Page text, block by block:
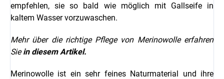
empfehlen, sie so bald wie möglich mit Gallseife in
kaltem Wasser vorzuwaschen.
Mehr über die richtige Pflege von Merinowolle erfahren
Siein diesem Artikel.
Merinowolle ist ein sehr feines Naturmaterial und ihre